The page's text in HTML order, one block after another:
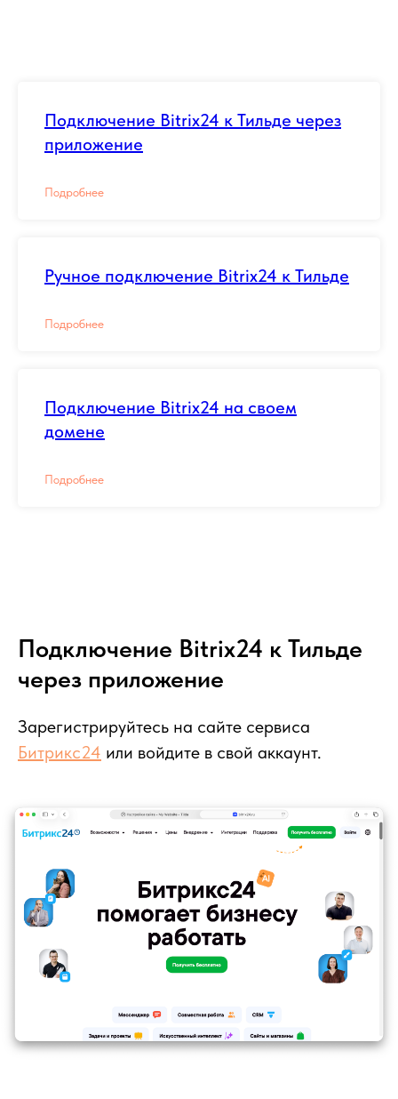
Подключение Bitrix24 к Тильде через
приложение
Подробнее
Ручное подключение Bitrix24 к Тильде
Подробнее
Подключение Bitrix24 на своем
домене
Подробнее
Подключение Bitrix24 к Тильде
через приложение
Зарегистрируйтесь на сайте сервиса
Битрикс24 или войдите в свой аккаунт.